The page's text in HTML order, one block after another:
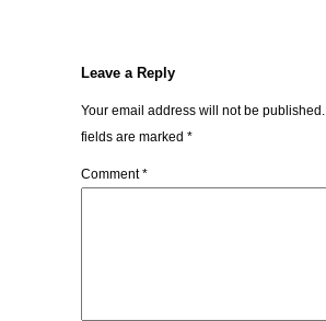
Leave a Reply
Your email address will not be published.
fields are marked *
Comment*